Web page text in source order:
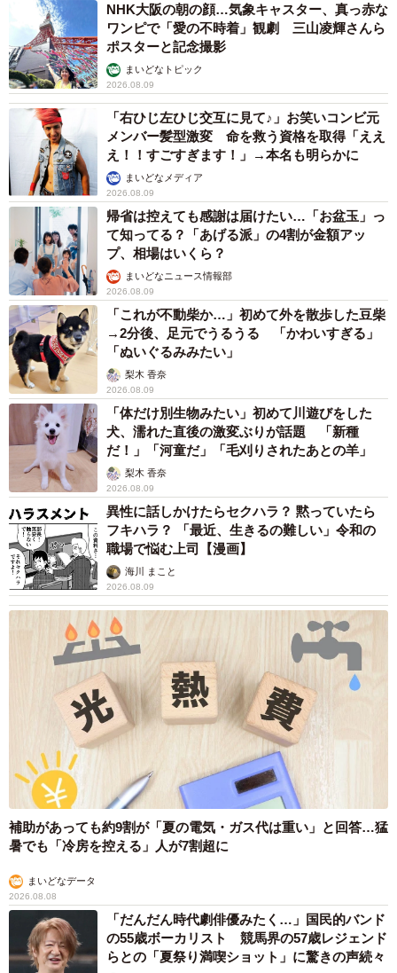
NHK大阪の朝の顔…気象キャスター、真っ赤な
ワンピで「愛の不時着」観劇 三山凌輝さんら
ポスターと記念撮影
まいどなトピック
2026.08.09
「右ひじ左ひじ交互に見て♪」お笑いコンビ元
メンバー髪型激変 命を救う資格を取得「ええ
え！！すごすぎます！」→本名も明らかに
まいどなメディア
2026.08.09
帰省は控えても感謝は届けたい…「お盆玉」っ
て知ってる？「あげる派」の4割が金額アッ
プ、相場はいくら？
まいどなニュース情報部
2026.08.09
「これが不動柴か…」初めて外を散歩した豆柴
→2分後、足元でうるうる 「かわいすぎる」
「ぬいぐるみみたい」
梨木 香奈
2026.08.09
「体だけ別生物みたい」初めて川遊びをした
犬、濡れた直後の激変ぶりが話題 「新種
だ！」「河童だ」「毛刈りされたあとの羊」
梨木 香奈
2026.08.09
異性に話しかけたらセクハラ？ 黙っていたら
フキハラ？ 「最近、生きるの難しい」令和の
職場で悩む上司【漫画】
海川 まこと
2026.08.09
補助があっても約9割が「夏の電気・ガス代は重い」と回答…猛
暑でも「冷房を控える」人が7割超に
まいどなデータ
2026.08.08
「だんだん時代劇俳優みたく…」国民的バンド
の55歳ボーカリスト 競馬界の57歳レジェンド
らとの「夏祭り満喫ショット」に驚きの声続々